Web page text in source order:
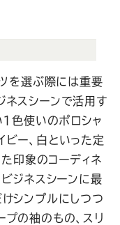
を選ぶ際には重要
ネスシーンで活用す
1色使いのポロシャ
ビー、白といった定
印象のコーディネ
ジネスシーンに最
シンプルにしつつ
プの袖のもの、スリ